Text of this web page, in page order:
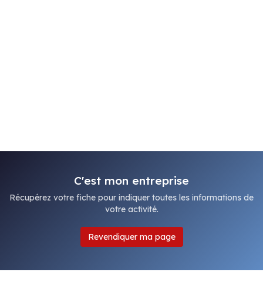
C'est mon entreprise
Récupérez votre fiche pour indiquer toutes les informations de
votre activité.
Revendiquer ma page